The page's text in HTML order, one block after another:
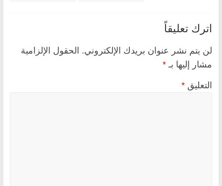
اترك تعليقاً
لن يتم نشر عنوان بريدك الإلكتروني. الحقول الإلزامية
مشار إليها بـ *
التعليق *